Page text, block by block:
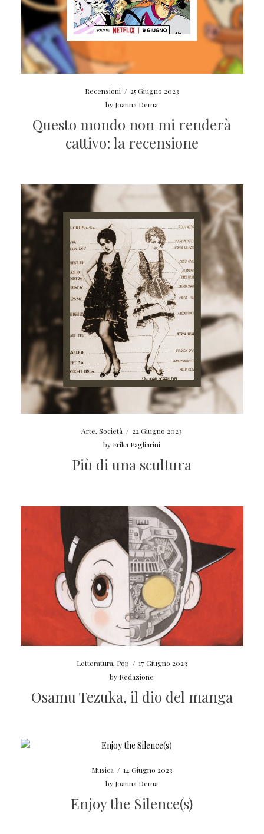
Recensioni / 25 Giugno 2023
by Joanna Dema
Questo mondo non mi renderà
cattivo: la recensione
Arte,Società / 22 Giugno 2023
by Erika Pagliarini
Più di una scultura
Letteratura, Pop / 17 Giugno 2023
by Redazione
Osamu Tezuka, il dio del manga
Musica / 14 Giugno 2023
by Joanna Dema
Enjoy the Silence(s)